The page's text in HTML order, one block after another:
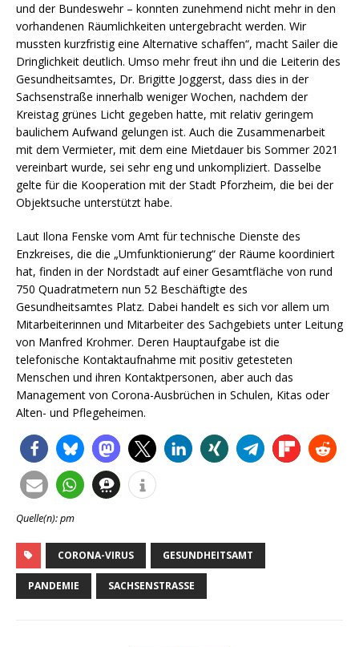
und der Bundeswehr – konnten zunehmend nicht mehr in den
vorhandenen Räumlichkeiten untergebracht werden. Wir
mussten kurzfristig eine Alternative schaffen“, macht Sailer die
Dringlichkeit deutlich. Umso mehr freut ihn und die Leiterin des
Gesundheitsamtes, Dr. Brigitte Joggerst, dass dies in der
Sachsenstraße innerhalb weniger Wochen, nachdem der
Kreistag grünes Licht gegeben hatte, mit relativ geringem
baulichem Aufwand gelungen ist. Auch die Zusammenarbeit
mit dem Vermieter, mit dem eine Mietdauer bis Sommer 2021
vereinbart wurde, sei sehr eng und unkompliziert. Dasselbe
gelte für die Kooperation mit der Stadt Pforzheim, die bei der
Objektsuche unterstützt habe.
Laut Ilona Fenske vom Amt für technische Dienste des
Enzkreises, die die „Umfunktionierung“ der Räume koordiniert
hat, finden in der Nordstadt auf einer Gesamtfläche von rund
750 Quadratmetern nun 52 Beschäftigte des
Gesundheitsamtes Platz. Dabei handelt es sich vor allem um
Mitarbeiterinnen und Mitarbeiter des Sachgebiets unter Leitung
von Manfred Krohmer. Deren Hauptaufgabe ist die
telefonische Kontaktaufnahme mit positiv getesteten
Menschen und ihren Kontaktpersonen, aber auch das
Management von Corona-Ausbrüchen in Schulen, Kitas oder
Alten- und Pflegeheimen.
Quelle(n): pm
CORONA-VIRUS GESUNDHEITSAMT
PANDEMIE SACHSENSTRASSE